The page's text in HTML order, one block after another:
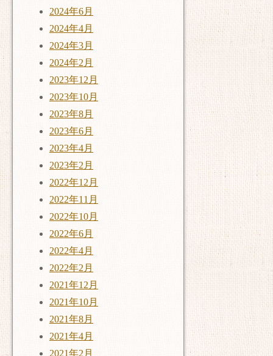
2024年6月
2024年4月
2024年3月
2024年2月
2023年12月
2023年10月
2023年8月
2023年6月
2023年4月
2023年2月
2022年12月
2022年11月
2022年10月
2022年6月
2022年4月
2022年2月
2021年12月
2021年10月
2021年8月
2021年4月
2021年2月